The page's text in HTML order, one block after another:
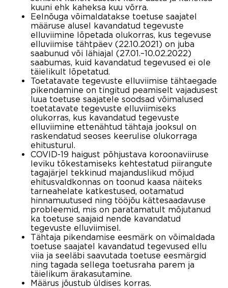
kuuni ehk kaheksa kuu võrra.
Eelnõuga võimaldatakse toetuse saajatel
määruse alusel kavandatud tegevuste
elluviimine lõpetada olukorras, kus tegevuse
elluviimise tähtpäev (22.10.2021) on juba
saabunud või lähiajal (27.01.–10.02.2022)
saabumas, kuid kavandatud tegevused ei ole
täielikult lõpetatud.
Toetatavate tegevuste elluviimise tähtaegade
pikendamine on tingitud peamiselt vajadusest
luua toetuse saajatele soodsad võimalused
toetatavate tegevuste elluviimiseks
olukorras, kus kavandatud tegevuste
elluviimine ettenähtud tähtaja jooksul on
raskendatud seoses keerulise olukorraga
ehitusturul.
COVID-19 haigust põhjustava koroonaviiruse
leviku tõkestamiseks kehtestatud piirangute
tagajärjel tekkinud majanduslikud mõjud
ehitusvaldkonnas on toonud kaasa näiteks
tarneahelate katkestused, ootamatud
hinnamuutused ning tööjõu kättesaadavuse
probleemid, mis on paratamatult mõjutanud
ka toetuse saajaid nende kavandatud
tegevuste elluviimisel.
Tähtaja pikendamise eesmärk on võimaldada
toetuse saajatel kavandatud tegevused ellu
viia ja seeläbi saavutada toetuse eesmärgid
ning tagada sellega toetusraha parem ja
täielikum ärakasutamine.
Määrus jõustub üldises korras.